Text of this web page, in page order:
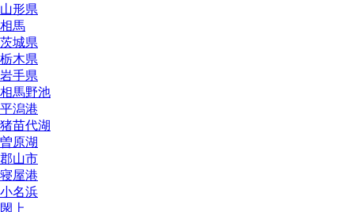
山形県
相馬
茨城県
栃木県
岩手県
相馬野池
平潟港
猪苗代湖
曽原湖
郡山市
寝屋港
小名浜
閖上